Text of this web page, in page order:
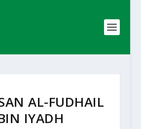
AL-FUDHAIL
IYADH